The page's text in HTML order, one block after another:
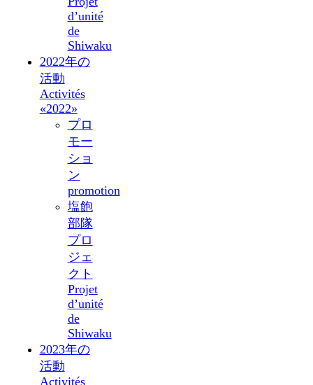
d’unité
de
Shiwaku
2022年の
活動
Activités
«2022»
プロ
モー
ショ
ン
promotion
塩飽
部隊
プロ
ジェ
クト
Projet
d’unité
de
Shiwaku
2023年の
活動
Activités